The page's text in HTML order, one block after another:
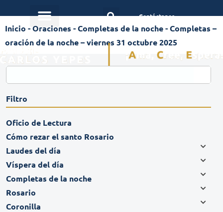
Contáctanos
Inicio -Oraciones -Completas de la noche-Completas –
oración de la noche – viernes 31 octubre 2025
Filtro
Oficio de Lectura
Cómo rezar el santo Rosario
Laudes del día
Víspera del día
Completas de la noche
Rosario
Coronilla